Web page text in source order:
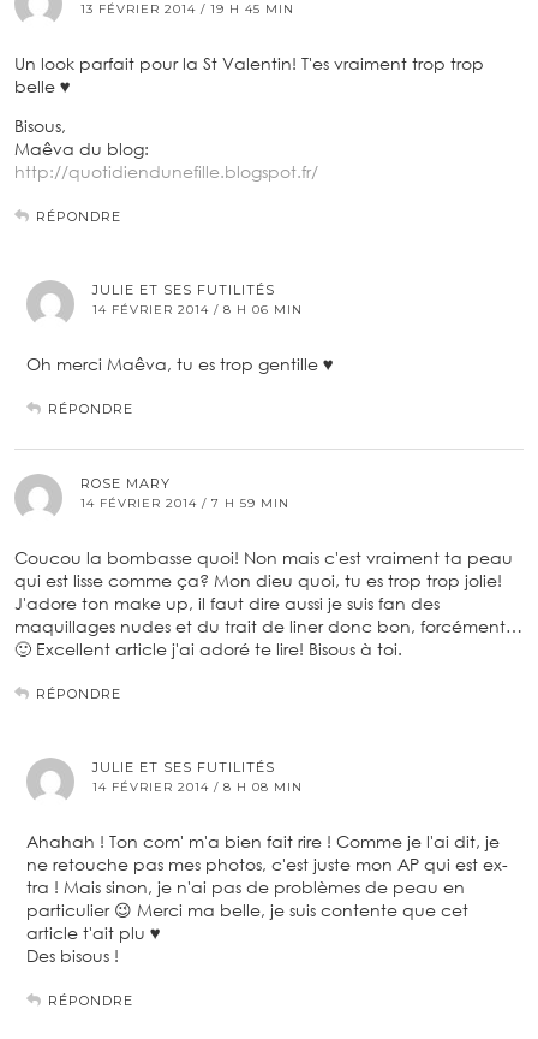
13 FÉVRIER 2014 / 19 H 45 MIN
Un look parfait pour la St Valentin! T'es vraiment trop trop
belle ♥
Bisous,
Maêva du blog:
http://quotidiendunefille.blogspot.fr/
RÉPONDRE
JULIE ET SES FUTILITÉS
14 FÉVRIER 2014 / 8 H 06 MIN
Oh merci Maêva, tu es trop gentille ♥
RÉPONDRE
ROSE MARY
14 FÉVRIER 2014 / 7 H 59 MIN
Coucou la bombasse quoi! Non mais c'est vraiment ta peau
qui est lisse comme ça? Mon dieu quoi, tu es trop trop jolie!
J'adore ton make up, il faut dire aussi je suis fan des
maquillages nudes et du trait de liner donc bon, forcément…
🙂 Excellent article j'ai adoré te lire! Bisous à toi.
RÉPONDRE
JULIE ET SES FUTILITÉS
14 FÉVRIER 2014 / 8 H 08 MIN
Ahahah ! Ton com' m'a bien fait rire ! Comme je l'ai dit, je
ne retouche pas mes photos, c'est juste mon AP qui est ex-
tra ! Mais sinon, je n'ai pas de problèmes de peau en
particulier 😉 Merci ma belle, je suis contente que cet
article t'ait plu ♥
Des bisous !
RÉPONDRE